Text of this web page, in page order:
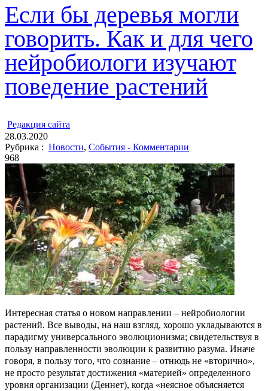
Если бы деревья могли
говорить. Как и для чего
нейробиологи изучают
поведение растений
Редакция cайта
28.03.2020
Рубрика : Новости, События - Комментарии
968
Интересная статья о новом направлении – нейробиологии
растений. Все выводы, на наш взгляд, хорошо укладываются в
парадигму универсального эволюционизма; свидетельствуя в
пользу направленности эволюции к развитию разума. Иначе
говоря, в пользу того, что сознание – отнюдь не «вторично»,
не просто результат достижения «материей» определенного
уровня организации (Деннет), когда «неясное объясняется